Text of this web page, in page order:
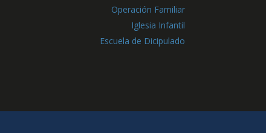
Operación Familiar
Iglesia Infantil
Escuela de Dicipulado